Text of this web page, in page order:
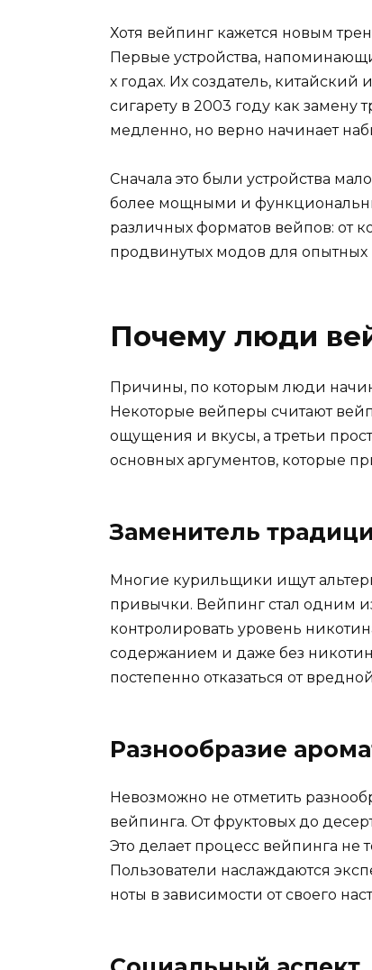
Хотя вейпинг кажется новым
Первые устройства,
х годах. Их создатель, китайский
сигарету в 2003 году как
медленно, но верно начинает
Сначала это были устройства
более мощными и
различных форматов вейпов: от
продвинутых модов для опытных
Почему люди
Причины, по которым люди
Некоторые вейперы считают
ощущения и вкусы, а третьи
основных аргументов, которые
Заменитель
Многие курильщики ищут
привычки. Вейпинг стал одним
контролировать уровень
содержанием и даже без
постепенно отказаться от
Разнообразие
Невозможно не отметить
вейпинга. От фруктовых до
Это делает процесс вейпинга
Пользователи наслаждаются
ноты в зависимости от своего